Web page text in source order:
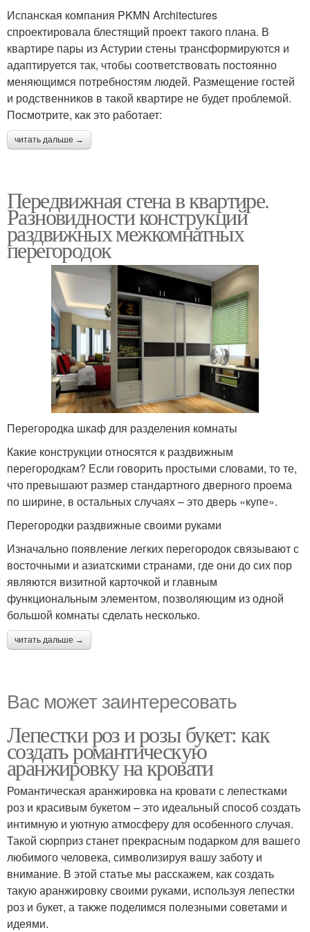
Испанская компания PKMN Architectures
спроектировала блестящий проект такого плана. В
квартире пары из Астурии стены трансформируются и
адаптируется так, чтобы соответствовать постоянно
меняющимся потребностям людей. Размещение гостей
и родственников в такой квартире не будет проблемой.
Посмотрите, как это работает:
читать дальше →
Передвижная стена в квартире.
Разновидности конструкций
раздвижных межкомнатных
перегородок
Перегородка шкаф для разделения комнаты
Какие конструкции относятся к раздвижным
перегородкам? Если говорить простыми словами, то те,
что превышают размер стандартного дверного проема
по ширине, в остальных случаях – это дверь «купе».
Перегородки раздвижные своими руками
Изначально появление легких перегородок связывают с
восточными и азиатскими странами, где они до сих пор
являются визитной карточкой и главным
функциональным элементом, позволяющим из одной
большой комнаты сделать несколько.
читать дальше →
Вас может заинтересовать
Лепестки роз и розы букет: как
создать романтическую
аранжировку на кровати
Романтическая аранжировка на кровати с лепестками
роз и красивым букетом – это идеальный способ создать
интимную и уютную атмосферу для особенного случая.
Такой сюрприз станет прекрасным подарком для вашего
любимого человека, символизируя вашу заботу и
внимание. В этой статье мы расскажем, как создать
такую аранжировку своими руками, используя лепестки
роз и букет, а также поделимся полезными советами и
идеями.